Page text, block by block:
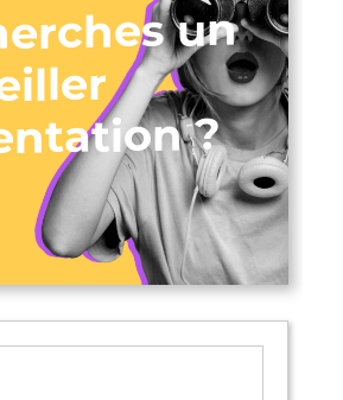
un
?